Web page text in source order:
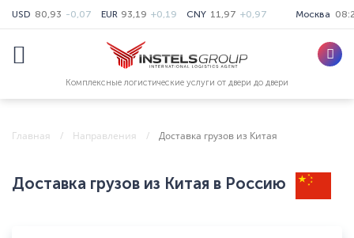
Комплексные логистические услуги от двери до двери
USD 80,93 -0,07 EUR 93,19 +0,19 CNY 11,97 +0,97 Москва
Главная Направления Доставка грузов из Китая
Доставка грузов из Китая в Россию